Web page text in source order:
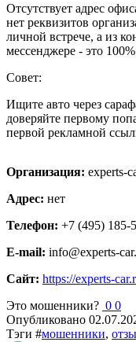
Отсутствует адрес
нет реквизитов
личной встрече, а из
мессенджере - это
Совет:
Ищите авто через
доверяйте первому
первой рекламной
Организация: experts-
Адрес: нет
Телефон: +7 (495) 185-
E-mail: info@experts-
Сайт: https://experts-
Это мошенники? 0 0
Опубликовано
Тэги #мошенники,